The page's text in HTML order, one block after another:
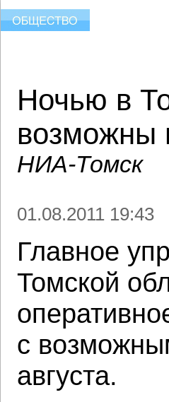
Ночью в
возможны
НИА-Томск
01.08.2011 19:43
Главное
Томской
с
августа.